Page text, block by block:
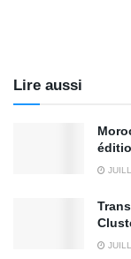
Lire aussi